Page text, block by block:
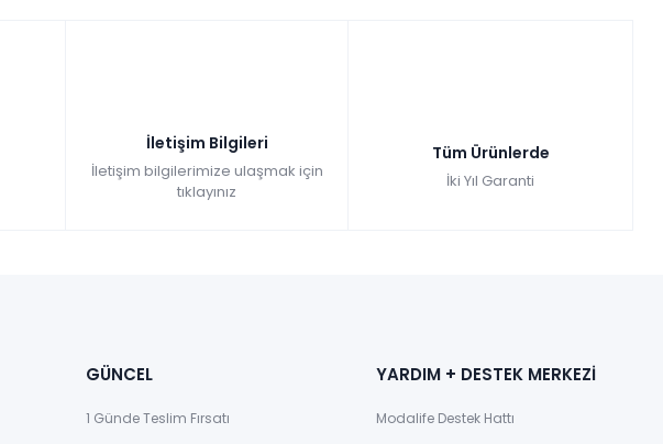
İletişim Bilgileri
İletişim bilgilerimize ulaşmak için
tıklayınız
Tüm Ürünlerde
İki Yıl Garanti
GÜNCEL
1 Günde Teslim Fırsatı
YARDIM + DESTEK MERKEZİ
Modalife Destek Hattı